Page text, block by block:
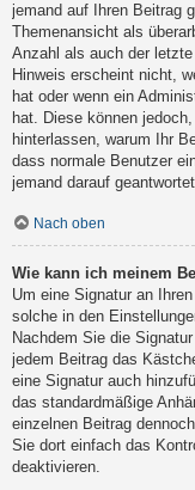
jemand auf Ihren Beitrag
Themenansicht als
Anzahl als auch der
Hinweis erscheint nicht,
hat oder wenn ein
hat. Diese können
hinterlassen, warum Ihr
dass normale Benutzer
jemand darauf
Nach oben
Wie kann ich meinem
Um eine Signatur an
solche in den
Nachdem Sie die
jedem Beitrag das
eine Signatur auch
das standardmäßige
einzelnen Beitrag
Sie dort einfach das
deaktivieren.